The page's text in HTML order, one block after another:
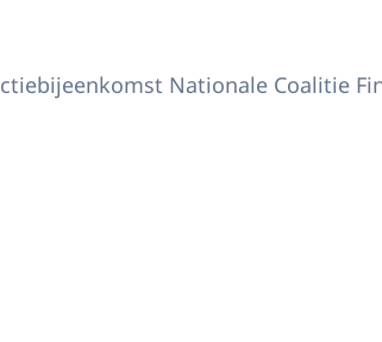
Nationale Coalitie Financiële
Nationale Coalitie